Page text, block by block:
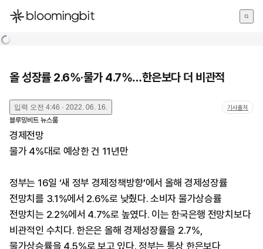
한국어
올 성장률 2.6%·물가 4.7%…한은보다 더 비관적
입력 오전 4:46 · 2022. 06. 16. 기사출처
블루밍비트 뉴스룸
경제전망
물가 4%대로 예상한 건 11년만
정부는 16일 ‘새 정부 경제정책방향’에서 올해 경제성장률
전망치를 3.1%에서 2.6%로 낮췄다. 소비자 물가상승률
전망치는 2.2%에서 4.7%로 높였다. 이는 한국은행 전망치보다
비관적인 수치다. 한은은 올해 경제성장률을 2.7%,
물가상승률을 4.5%로 보고 있다. 정부는 통상 한은보다